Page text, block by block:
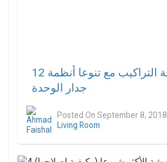
12 الديناميكي غرفة التراكيب مع تنوعا أنظمة
جدار الوحدة
Posted On September 8, 2018
Living Room